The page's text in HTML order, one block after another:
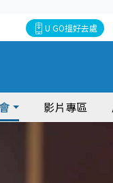
U GO搵好去處
影片專區